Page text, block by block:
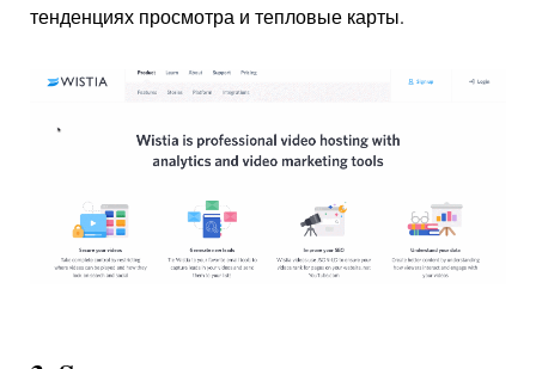
тенденциях просмотра и тепловые карты.